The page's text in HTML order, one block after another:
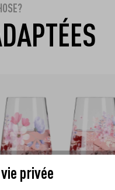
privée